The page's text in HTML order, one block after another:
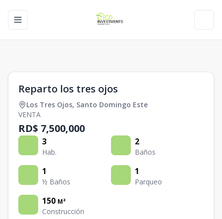
Toggle navigation menu
Reparto los tres ojos
Los Tres Ojos, Santo Domingo Este
VENTA
RD$ 7,500,000
3
Hab.
2
Baños
1
½ Baños
1
Parqueo
150 M²
Construcción